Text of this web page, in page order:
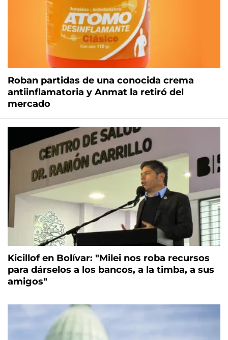
Roban partidas de una conocida crema
antiinflamatoria y Anmat la retiró del
mercado
Kicillof en Bolívar: "Milei nos roba recursos
para dárselos a los bancos, a la timba, a sus
amigos"